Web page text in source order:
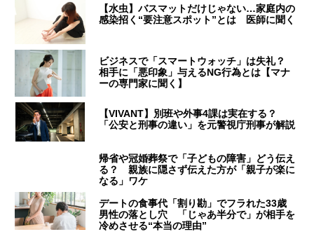
【水虫】バスマットだけじゃない…家庭内の
感染招く“要注意スポット”とは 医師に聞く
ビジネスで「スマートウォッチ」は失礼？
相手に「悪印象」与えるNG行為とは【マナ
ーの専門家に聞く】
【VIVANT】別班や外事4課は実在する？
「公安と刑事の違い」を元警視庁刑事が解説
帰省や冠婚葬祭で「子どもの障害」どう伝え
る？ 親族に隠さず伝えた方が「親子が楽に
なる」ワケ
デートの食事代「割り勘」でフラれた33歳
男性の落とし穴 「じゃあ半分で」が相手を
冷めさせる“本当の理由”